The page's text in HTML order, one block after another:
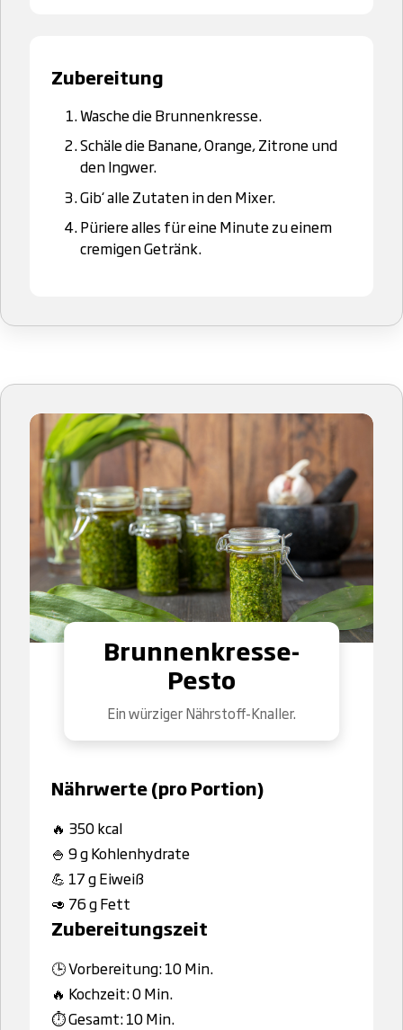
Zubereitung
Wasche die Brunnenkresse.
Schäle die Banane, Orange, Zitrone und
den Ingwer.
Gib‘ alle Zutaten in den Mixer.
Püriere alles für eine Minute zu einem
cremigen Getränk.
Brunnenkresse-
Pesto
Ein würziger Nährstoff-Knaller.
Nährwerte (pro Portion)
🔥 350 kcal
🍚 9 g Kohlenhydrate
💪 17 g Eiweiß
🥑 76 g Fett
Zubereitungszeit
🕒 Vorbereitung: 10 Min.
🔥 Kochzeit: 0 Min.
⏱️ Gesamt: 10 Min.